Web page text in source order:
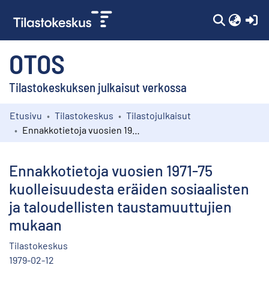
OTOS
Tilastokeskuksen julkaisut verkossa
Kokoelmat
Etusivu Tilastokeskus
Tilastojulkaisut
Ennakkotietoja vuosien 1971-75
kuolleisuudesta eräiden sosiaalisten
ja taloudellisten taustamuuttujien
mukaan
Tilastokeskus
1979-02-12